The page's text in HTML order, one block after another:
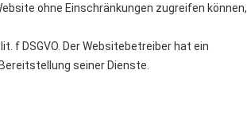
ohne Einschränkungen zugreifen können,
f DSGVO. Der Websitebetreiber hat ein
seiner Dienste.